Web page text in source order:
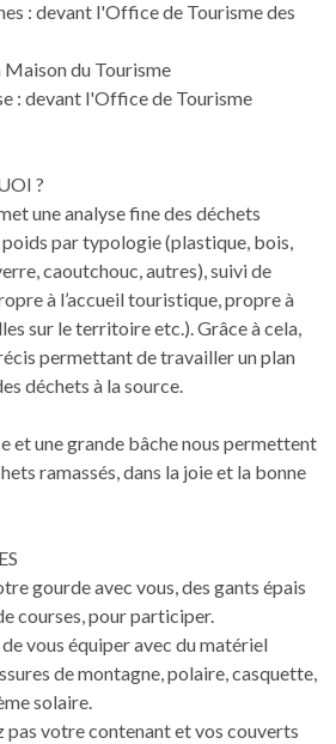
: devant l'Office de Tourisme des
du Tourisme
: devant l'Office de Tourisme
?
une analyse fine des déchets
par typologie (plastique, bois,
caoutchouc, autres), suivi de
à l’accueil touristique, propre à
sur le territoire etc.). Grâce à cela,
permettant de travailler un plan
déchets à la source.
et une grande bâche nous permettent
ramassés, dans la joie et la bonne
gourde avec vous, des gants épais
courses, pour participer.
vous équiper avec du matériel
de montagne, polaire, casquette,
solaire.
pas votre contenant et vos couverts